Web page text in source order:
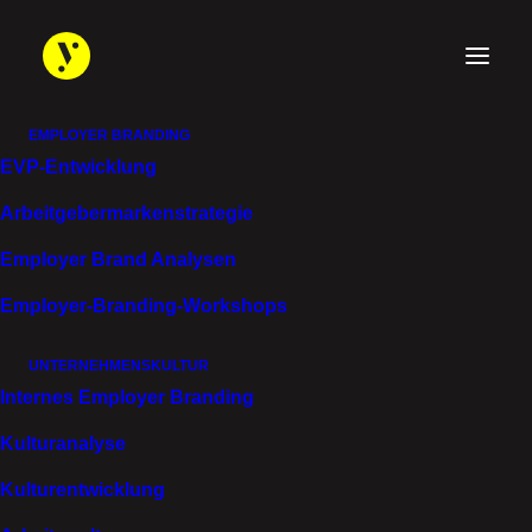
EMPLOYER BRANDING
EVP-Entwicklung
Arbeitgebermarken­strategie
Employer Brand Analysen
Employer-Branding-Workshops
UNTERNEHMENSKULTUR
Internes Employer Branding
Kulturanalyse
Kulturentwicklung
EMPLOYER BRAND CONSULTING
ZUKUNFTSFÄHIGE
UND ARBEITSWELTEN
FÜR
MITTELSTÄNDISCHE
UNTERNEHMEN